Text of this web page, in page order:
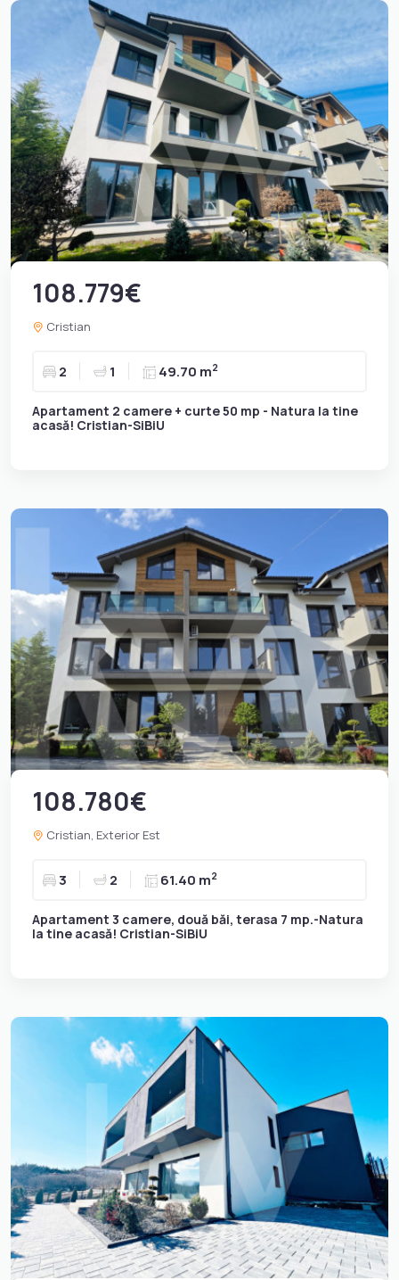
108.779€
Cristian
2 1 49.70 m2
Apartament 2 camere + curte 50 mp - Natura la tine
acasă! Cristian-SiBiU
108.780€
Cristian, Exterior Est
3 2 61.40 m2
Apartament 3 camere, două băi, terasa 7 mp.-Natura
la tine acasă! Cristian-SiBiU